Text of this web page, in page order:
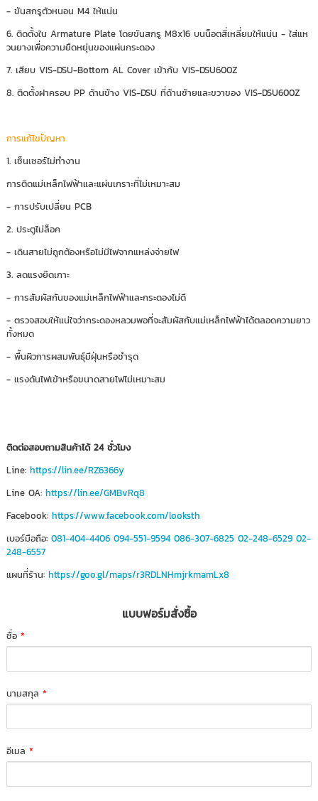
- ขันสกรูตัวหนอน M4 ให้แน่น
6. ติดตั้งใน Armature Plate โดยขันสกรู M8x16 บนน็อตสี่เหลี่ยมให้แน่น - ใส่แห
วนยางเพื่อความยืดหยุ่นของแผ่นกระดอง
7. เสียบ VIS-DSU-Bottom AL Cover เข้ากับ VIS-DSU600Z
8. ติดตั้งฝาครอบ PP ด้านข้าง VIS-DSU ที่ด้านซ้ายและขวาของ VIS-DSU600Z
การแก้ไขปัญหา
1. เซ็นเซอร์ไม่ทำงาน
การติดแม่เหล็กไฟฟ้าและแผ่นเกราะที่ไม่เหมาะสม
- การปรับเปลี่ยน PCB
2. ประตูไม่ล็อค
- เดินสายไม่ถูกต้องหรือไม่มีไฟจากแหล่งจ่ายไฟ
3. ลดแรงยึดเกาะ
- การสัมผัสกันของแม่เหล็กไฟฟ้าและกระดองไม่ดี
- ตรวจสอบให้แน่ใจว่ากระดองหลวมพอที่จะสัมผัสกับแม่เหล็กไฟฟ้าได้ตลอดความยาว
ทั้งหมด
- พื้นผิวการผสมพันธุ์มีฝุ่นหรือชำรุด
- แรงดันไฟเข้าหรือขนาดสายไฟไม่เหมาะสม
ติดต่อสอบถามสินค้าได้ 24 ชั่วโมง
Line: https://lin.ee/RZ6366y
Line OA: https://lin.ee/GMBvRq8
Facebook: https://www.facebook.com/looksth
เบอร์มือถือ: 081-404-4406 094-551-9594 086-307-6825 02-248-6529 02-
248-6557
แผนที่ร้าน:https://goo.gl/maps/r3RDLNHmjrkmamLx8
แบบฟอร์มสั่งซื้อ
ชื่อ*
นามสกุล*
อีเมล*